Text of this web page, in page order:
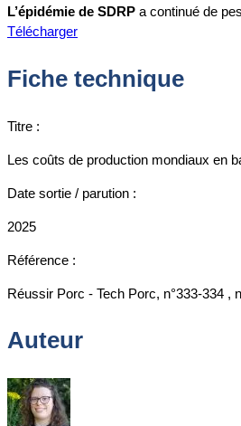
L’épidémie de SDRP a continué de
Télécharger
Fiche technique
Titre :
Les coûts de production mondiaux en
Date sortie / parution :
2025
Référence :
Réussir Porc - Tech Porc, n°333-334 ,
Auteur